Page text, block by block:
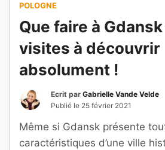
POLOGNE
Que faire à Gdansk
visites à découvrir
absolument !
Ecrit par Gabrielle Vande Velde
Publié le 25 février 2021
Même si Gdansk présente
caractéristiques d’une ville